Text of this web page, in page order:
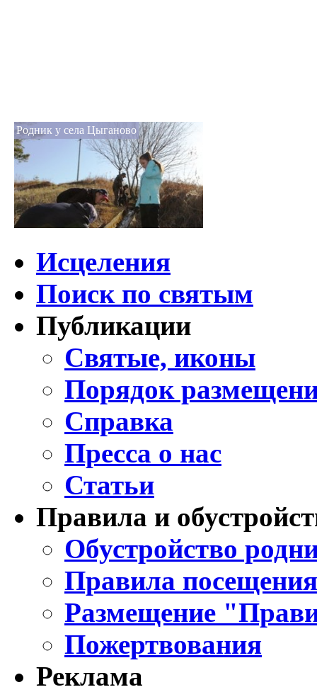
Родник у села Цыганово
Исцеления
Поиск по святым
Публикации
Святые, иконы
Порядок
Справка
Пресса о нас
Статьи
Правила и
Обустройство
Правила
Размещение
Пожертвования
Реклама